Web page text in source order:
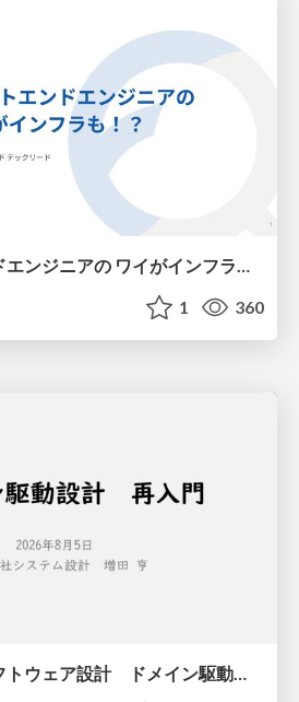
え？フロントエンドエンジニアの ワイがインフラも！？
1 360